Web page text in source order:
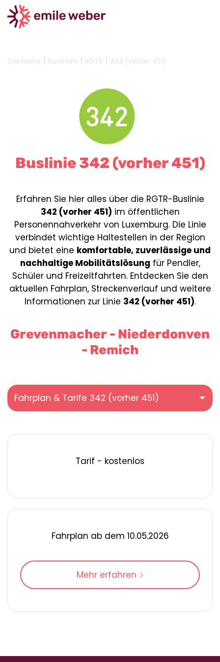
Startseite | Buslinien | RGTR | 342 (vorher 451)
Buslinie 342 (vorher 451)
Erfahren Sie hier alles über die RGTR-Buslinie
342 (vorher 451) im öffentlichen
Personennahverkehr von Luxemburg. Die Linie
verbindet wichtige Haltestellen in der Region
und bietet eine komfortable, zuverlässige und
nachhaltige Mobilitätslösung für Pendler,
Schüler und Freizeitfahrten. Entdecken Sie den
aktuellen Fahrplan, Streckenverlauf und weitere
Informationen zur Linie 342 (vorher 451).
Grevenmacher - Niederdonven
- Remich
Fahrplan & Tarife 342 (vorher 451)
Tarif - kostenlos
Fahrplan ab dem 10.05.2026
Mehr erfahren